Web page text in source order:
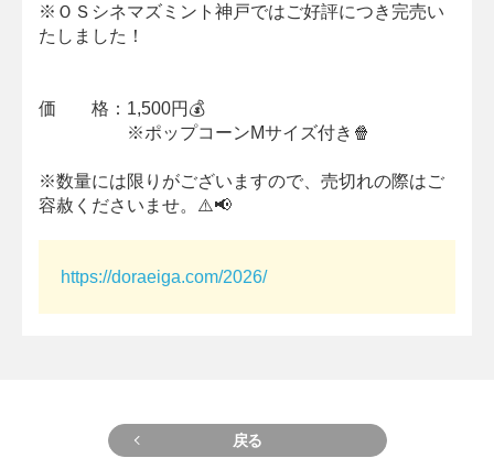
※ＯＳシネマズミント神戸ではご好評につき完売い
たしました！
価 格：1,500円💰
※ポップコーンMサイズ付き🍿
※数量には限りがございますので、売切れの際はご
容赦くださいませ。⚠️📢
https://doraeiga.com/2026/
戻る